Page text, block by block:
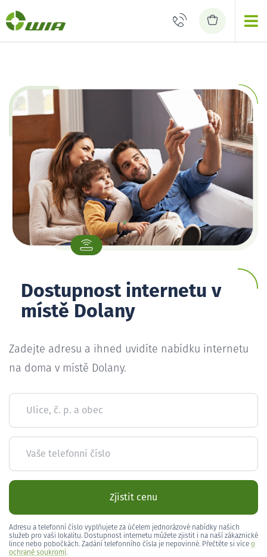
Dostupnost internetu v
místě Dolany
Zadejte adresu a ihned uvidíte nabídku internetu
na doma v místě Dolany.
Ulice, č. p. a obec
Vaše telefonní číslo
Zjistit cenu
Adresu a telefonní číslo vyplňujete za účelem jednorázové nabídky našich
služeb pro vaši lokalitu. Dostupnost internetu můžete zjistit i na naší zákaznické
lince nebo pobočkách. Zadání telefonního čísla je nepovinné. Přečtěte si více o
ochraně soukromí.